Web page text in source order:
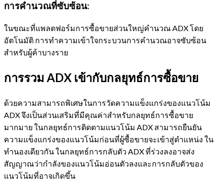
การคำนวณที่ซับซ้อน:
ในขณะที่แพลตฟอร์มการซื้อขายส่วนใหญ่คำนวณ ADX โดย
อัตโนมัติ การทำความเข้าใจกระบวนการคำนวณอาจซับซ้อน
สำหรับผู้ค้าบางราย
การรวม ADX เข้ากับกลยุทธ์การซื้อขาย
ด้วยความสามารถพิเศษในการวัดความแข็งแกร่งของแนวโน้ม
ADX จึงเป็นส่วนเสริมที่มีคุณค่าสำหรับกลยุทธ์การซื้อขาย
มากมาย ในกลยุทธ์การติดตามแนวโน้ม ADX สามารถยืนยัน
ความแข็งแกร่งของแนวโน้มก่อนที่ผู้ซื้อขายจะเข้าสู่ตำแหน่ง ใน
ทำนองเดียวกัน ในกลยุทธ์การกลับตัว ADX ที่ร่วงลงอาจส่ง
สัญญาณว่ากำลังของแนวโน้มอ่อนตัวลงและการกลับตัวของ
แนวโน้มที่อาจเกิดขึ้น